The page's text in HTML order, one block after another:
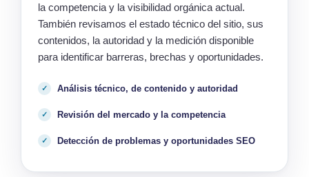
la competencia y la visibilidad orgánica actual.
También revisamos el estado técnico del sitio, sus
contenidos, la autoridad y la medición disponible
para identificar barreras, brechas y oportunidades.
Análisis técnico, de contenido y autoridad
Revisión del mercado y la competencia
Detección de problemas y oportunidades SEO